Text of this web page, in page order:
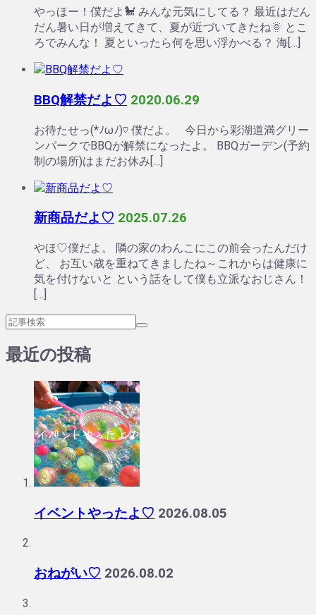
やっほー！僕だよ🐩 みんな元気にしてる？ 最近はだん
だん暑い日が増えてきて、夏が近づいてきたね🌞 とこ
ろでみんな！ 夏といったら何を思い浮かべる？ 海[…]
BBQ解禁だよ♡ 2020.06.29
お待たせっ(*ﾉωﾉ)♡ 僕だよ。 今日から彩湖道満グリー
ンパークでBBQが解禁になったよ。 BBQガーデン(予約
制の場所)はまだお休み[…]
新商品だよ♡ 2025.07.26
やほ♡僕だよ。 隣の家のわんこにこの前会ったんだけ
ど、 お互い歳を重ねてきましたね～これからは健康に
気を付けないと という話をして僕も立派なおじさん！
[…]
最近の投稿
イベントやったよ♡ 2026.08.05
おねがい♡ 2026.08.02